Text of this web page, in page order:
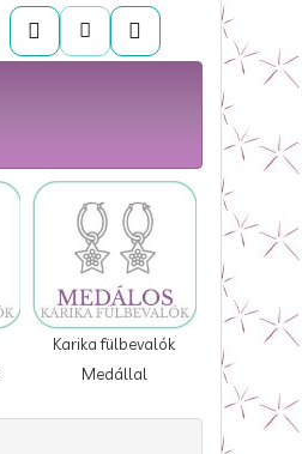
Karika fülbevalók
Medállal